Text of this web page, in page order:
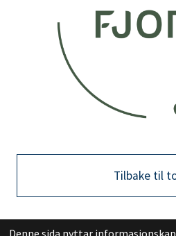
Tilbake til
Denne sida nyttar